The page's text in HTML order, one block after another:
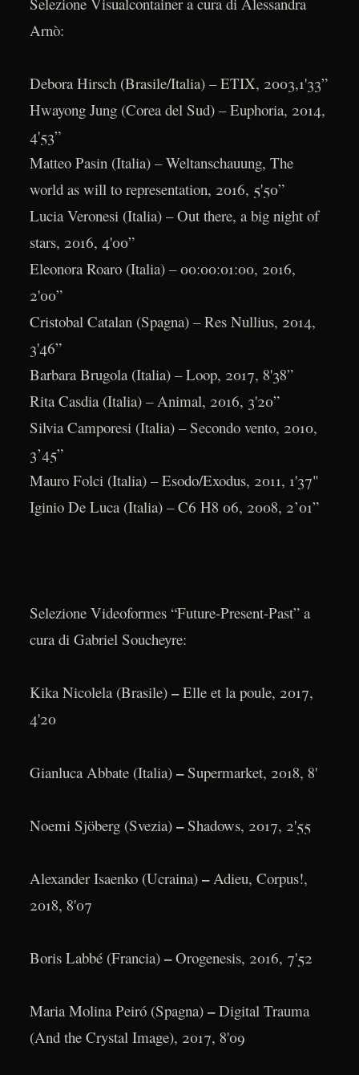
Arnò:
Debora Hirsch (Brasile/Italia) – ETIX, 2003,1'33”
Hwayong Jung (Corea del Sud) – Euphoria, 2014,
4'53”
Matteo Pasin (Italia) – Weltanschauung, The
world as will to representation, 2016, 5'50”
Lucia Veronesi (Italia) – Out there, a big night of
stars, 2016, 4'00”
Eleonora Roaro (Italia) – 00:00:01:00, 2016,
2'00”
Cristobal Catalan (Spagna) – Res Nullius, 2014,
3'46”
Barbara Brugola (Italia) – Loop, 2017, 8'38”
Rita Casdia (Italia) – Animal, 2016, 3'20”
Silvia Camporesi (Italia) – Secondo vento, 2010,
3’45”
Mauro Folci (Italia) – Esodo/Exodus, 2011, 1'37"
Iginio De Luca (Italia) – C6 H8 06, 2008, 2’01”
Selezione Videoformes “Future-Present-Past” a
cura di Gabriel Soucheyre:
Kika Nicolela (Brasile) –Elle et la poule, 2017,
4'20
Gianluca Abbate (Italia) –Supermarket, 2018, 8'
Noemi Sjöberg (Svezia) –Shadows, 2017, 2'55
Alexander Isaenko (Ucraina) – Adieu, Corpus!,
2018, 8'07
Boris Labbé (Francia) –Orogenesis, 2016, 7'52
Maria Molina Peiró (Spagna) –Digital Trauma
(And the Crystal Image), 2017, 8'09